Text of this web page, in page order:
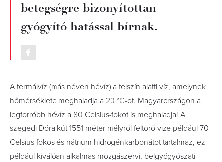
betegségre bizonyítottan
gyógyító hatással bírnak.
A termálvíz (más néven hévíz) a felszín alatti víz, amelynek
hőmérséklete meghaladja a 20 °C-ot. Magyarországon a
legforróbb hévíz a 80 Celsius-fokot is meghaladja! A
szegedi Dóra kút 1551 méter mélyről feltörő vize például 70
Celsius fokos és nátrium hidrogénkarbonátot tartalmaz, ez
például kiválóan alkalmas mozgászervi, belgyógyószati